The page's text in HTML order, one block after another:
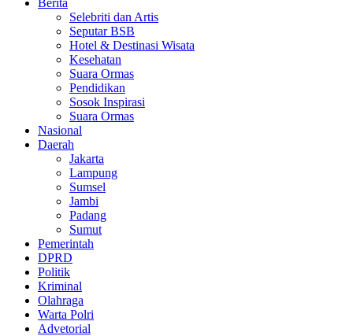
Berita
Selebriti dan Artis
Seputar BSB
Hotel & Destinasi Wisata
Kesehatan
Suara Ormas
Pendidikan
Sosok Inspirasi
Suara Ormas
Nasional
Daerah
Jakarta
Lampung
Sumsel
Jambi
Padang
Sumut
Pemerintah
DPRD
Politik
Kriminal
Olahraga
Warta Polri
Advetorial